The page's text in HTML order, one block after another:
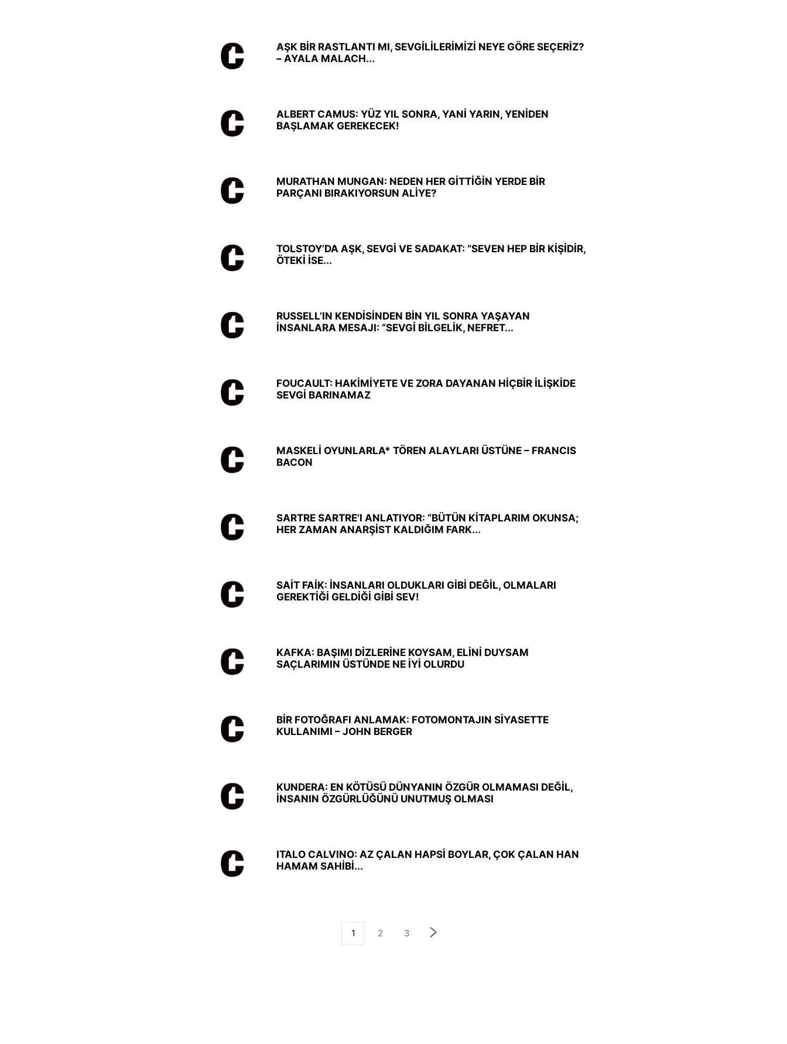
AŞK BİR RASTLANTI MI, SEVGİLİLERİMİZİ NEYE GÖRE SEÇERİZ?
– AYALA MALACH...
ALBERT CAMUS: YÜZ YIL SONRA, YANİ YARIN, YENİDEN
BAŞLAMAK GEREKECEK!
MURATHAN MUNGAN: NEDEN HER GİTTİĞİN YERDE BİR
PARÇANI BIRAKIYORSUN ALİYE?
TOLSTOY’DA AŞK, SEVGİ VE SADAKAT: “SEVEN HEP BİR KİŞİDİR,
ÖTEKİ İSE...
RUSSELL’IN KENDİSİNDEN BİN YIL SONRA YAŞAYAN
İNSANLARA MESAJI: “SEVGİ BİLGELİK, NEFRET...
FOUCAULT: HAKİMİYETE VE ZORA DAYANAN HİÇBİR İLİŞKİDE
SEVGİ BARINAMAZ
MASKELİ OYUNLARLA* TÖREN ALAYLARI ÜSTÜNE – FRANCIS
BACON
SARTRE SARTRE’I ANLATIYOR: “BÜTÜN KİTAPLARIM OKUNSA;
HER ZAMAN ANARŞİST KALDIĞIM FARK...
SAİT FAİK: İNSANLARI OLDUKLARI GİBİ DEĞİL, OLMALARI
GEREKTİĞİ GELDİĞİ GİBİ SEV!
KAFKA: BAŞIMI DİZLERİNE KOYSAM, ELİNİ DUYSAM
SAÇLARIMIN ÜSTÜNDE NE İYİ OLURDU
BİR FOTOĞRAFI ANLAMAK: FOTOMONTAJIN SİYASETTE
KULLANIMI – JOHN BERGER
KUNDERA: EN KÖTÜSÜ DÜNYANIN ÖZGÜR OLMAMASI DEĞİL,
İNSANIN ÖZGÜRLÜĞÜNÜ UNUTMUŞ OLMASI
ITALO CALVINO: AZ ÇALAN HAPSİ BOYLAR, ÇOK ÇALAN HAN
HAMAM SAHİBİ...
1 2 3